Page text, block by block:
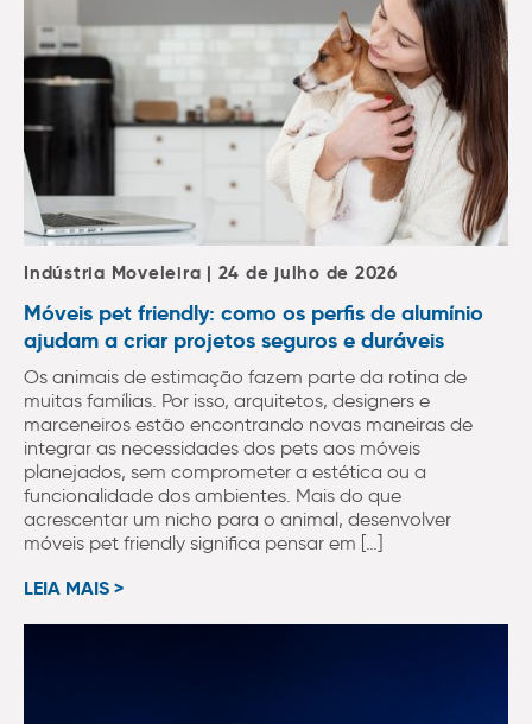
Indústria Moveleira | 24 de julho de 2026
Móveis pet friendly: como os perfis de alumínio
ajudam a criar projetos seguros e duráveis
Os animais de estimação fazem parte da rotina de
muitas famílias. Por isso, arquitetos, designers e
marceneiros estão encontrando novas maneiras de
integrar as necessidades dos pets aos móveis
planejados, sem comprometer a estética ou a
funcionalidade dos ambientes. Mais do que
acrescentar um nicho para o animal, desenvolver
móveis pet friendly significa pensar em […]
LEIA MAIS >